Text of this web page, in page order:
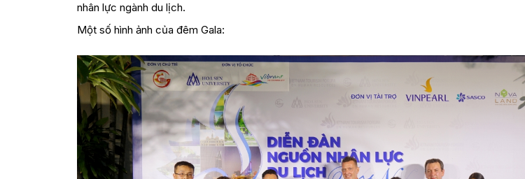
nhân lực ngành du lịch.
Một số hình ảnh của đêm Gala: